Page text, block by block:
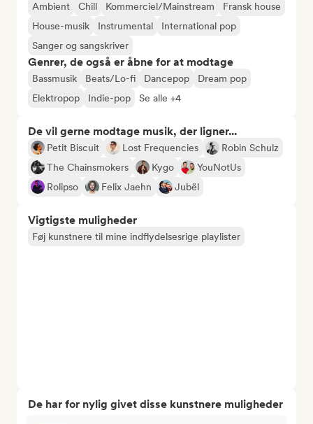
Ambient Chill Kommerciel/Mainstream
Fransk house
House-musik
Instrumental
International pop
Sanger og sangskriver
Genrer, de også er åbne for at modtage
Bassmusik Beats/Lo-fi Dancepop
Dream pop
Elektropop
Indie-pop Se alle +4
De vil gerne modtage musik, der ligner...
Petit Biscuit Lost Frequencies
Robin Schulz
The Chainsmokers
Kygo
YouNotUs
Rolipso
Felix Jaehn Jubël
Vigtigste muligheder
Føj kunstnere til mine indflydelsesrige playlister
De har for nylig givet disse kunstnere muligheder